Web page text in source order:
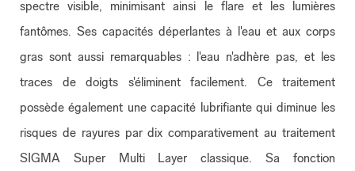
spectre visible, minimisant ainsi le flare et les lumières
fantômes. Ses capacités déperlantes à l'eau et aux corps
gras sont aussi remarquables : l'eau n'adhère pas, et les
traces de doigts s'éliminent facilement. Ce traitement
possède également une capacité lubrifiante qui diminue les
risques de rayures par dix comparativement au traitement
SIGMA Super Multi Layer classique. Sa fonction